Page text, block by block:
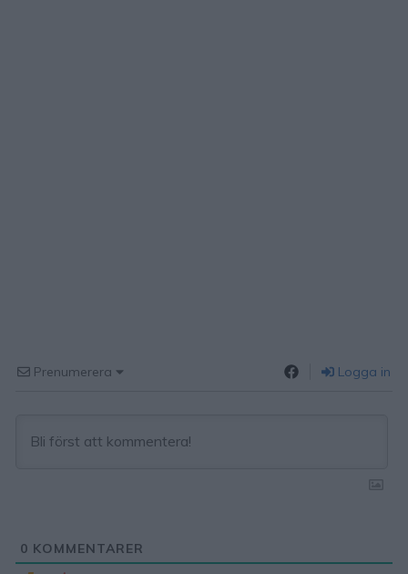
Prenumerera Logga in
0 KOMMENTARER